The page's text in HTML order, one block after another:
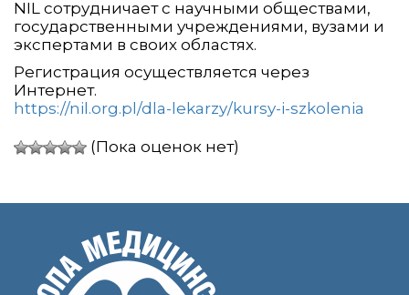
NIL сотрудничает с научными обществами,
государственными учреждениями, вузами и
экспертами в своих областях.
Регистрация осуществляется через
Интернет.
https://nil.org.pl/dla-lekarzy/kursy-i-szkolenia
(Пока оценок нет)